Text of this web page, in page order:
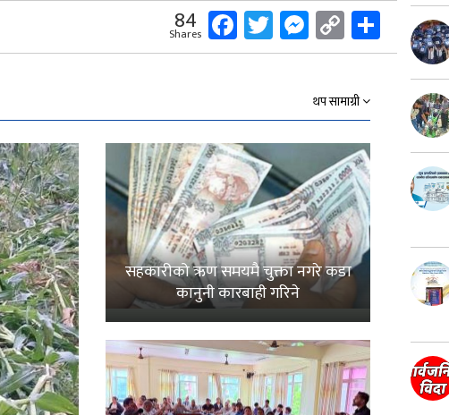
84
Shares Facebook
Twitter
Messenger
Copy
Link
Share
थप सामाग्री
सहकारीको ऋण समयमै चुक्ता नगरे कडा
कानुनी कारबाही गरिने